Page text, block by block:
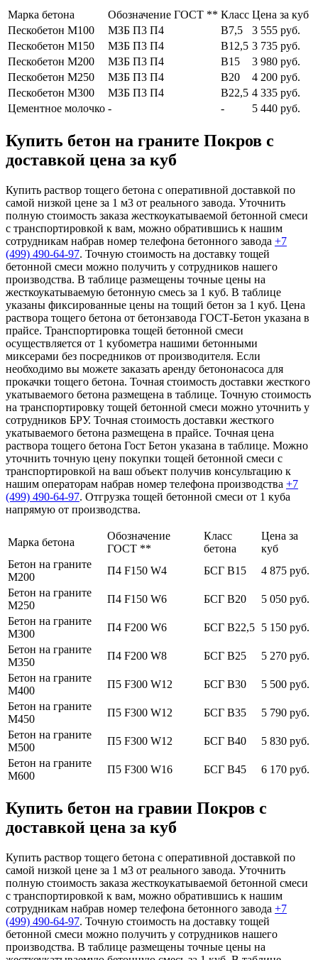
Марка бетона Обозначение ГОСТ ** Класс Цена за куб
Пескобетон М100
МЗБ П3 П4 В7,5
3 555 руб.
Пескобетон М150
МЗБ П3 П4 В12,5 3 735 руб.
Пескобетон М200
МЗБ П3 П4 В15
3 980 руб.
Пескобетон М250
МЗБ П3 П4 В20
4 200 руб.
Пескобетон М300
МЗБ П3 П4 В22,5 4 335 руб.
Цементное молочко - - 5 440 руб.
Купить бетон на граните Покров с
доставкой цена за куб
Купить раствор тощего бетона с оперативной доставкой по
самой низкой цене за 1 м3 от реального завода. Уточнить
полную стоимость заказа жесткоукатываемой бетонной смеси
с транспортировкой к вам, можно обратившись к нашим
сотрудникам набрав номер телефона бетонного завода +7
(499) 490-64-97. Точную стоимость на доставку тощей
бетонной смеси можно получить у сотрудников нашего
производства. В таблице размещены точные цены на
жесткоукатываемую бетонную смесь за 1 куб. В таблице
указаны фиксированные цены на тощий бетон за 1 куб. Цена
раствора тощего бетона от бетонзавода ГОСТ-Бетон указана в
прайсе. Транспортировка тощей бетонной смеси
осуществляется от 1 кубометра нашими бетонными
миксерами без посредников от производителя. Если
необходимо вы можете заказать аренду бетононасоса для
прокачки тощего бетона. Точная стоимость доставки жесткого
укатываемого бетона размещена в таблице. Точную стоимость
на транспортировку тощей бетонной смеси можно уточнить у
сотрудников БРУ. Точная стоимость доставки жесткого
укатываемого бетона размещена в прайсе. Точная цена
раствора тощего бетона Гост Бетон указана в таблице. Можно
уточнить точную цену покупки тощей бетонной смеси с
транспортировкой на ваш объект получив консультацию к
нашим операторам набрав номер телефона производства +7
(499) 490-64-97. Отгрузка тощей бетонной смеси от 1 куба
напрямую от производства.
Марка бетона
Обозначение
ГОСТ **
Класс
бетона
Цена за
куб
Бетон на граните
М200
П4 F150 W4 БСГ В15
4 875 руб.
Бетон на граните
М250
П4 F150 W6 БСГ В20
5 050 руб.
Бетон на граните
М300
П4 F200 W6 БСГ В22,5 5 150 руб.
Бетон на граните
М350
П4 F200 W8 БСГ В25
5 270 руб.
Бетон на граните
М400
П5 F300 W12 БСГ В30
5 500 руб.
Бетон на граните
М450
П5 F300 W12 БСГ В35
5 790 руб.
Бетон на граните
М500
П5 F300 W12 БСГ В40
5 830 руб.
Бетон на граните
М600
П5 F300 W16 БСГ В45 6 170 руб.
Купить бетон на гравии Покров с
доставкой цена за куб
Купить раствор тощего бетона с оперативной доставкой по
самой низкой цене за 1 м3 от реального завода. Уточнить
полную стоимость заказа жесткоукатываемой бетонной смеси
с транспортировкой к вам, можно обратившись к нашим
сотрудникам набрав номер телефона бетонного завода +7
(499) 490-64-97. Точную стоимость на доставку тощей
бетонной смеси можно получить у сотрудников нашего
производства. В таблице размещены точные цены на